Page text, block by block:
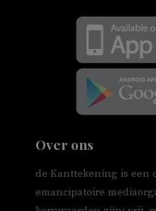
Over ons
de Kanttekening is een
emancipatoire